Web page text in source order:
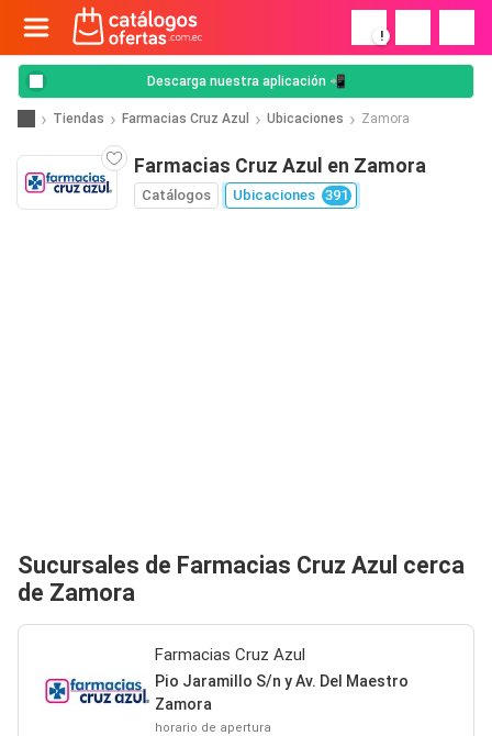
!
Descarga nuestra aplicación 📲
Tiendas Farmacias Cruz Azul Ubicaciones Zamora
Farmacias Cruz Azul en Zamora
Catálogos Ubicaciones 391
Sucursales de Farmacias Cruz Azul cerca
de Zamora
Farmacias Cruz Azul
Pio Jaramillo S/n y Av. Del Maestro
Zamora
horario de apertura